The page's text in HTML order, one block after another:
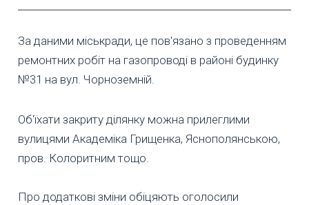
За даними міськради, це пов'язано з проведенням
ремонтних робіт на газопроводі в районі будинку
№31 на вул. Чорноземній.
Об'їхати закриту ділянку можна прилеглими
вулицями Академіка Грищенка, Яснополянською,
пров. Колоритним тощо.
Про додаткові зміни обіцяють оголосили